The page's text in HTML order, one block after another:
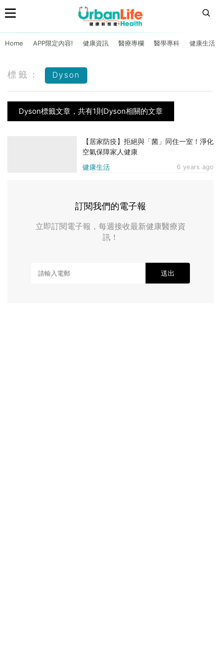
Home APP限定內容! 健康資訊 醫療專欄 醫學專科 健康生活
標籤： Dyson
Dyson標籤文章，共有1則Dyson相關的文章
健康生活 6 years ago
【居家防疫】拒絕與「菌」同住一室！淨化
空氣保障家人健康
訂閱我們的電子報
立即訂閱電子報，每週接收最新健康醫療資
訊！
送出